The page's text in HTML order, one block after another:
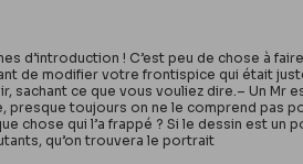
d’introduction ! C’est peu de chose à
de modifier votre frontispice qui était
sachant ce que vous vouliez dire.– Un Mr
presque toujours on ne le comprend pas
chose qui l’a frappé ? Si le dessin est un
qu’on trouvera le portrait